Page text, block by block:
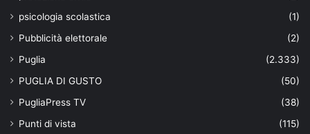
psicologia scolastica
(1)
Pubblicità elettorale
(2)
Puglia
(2.333)
PUGLIA DI GUSTO
(50)
PugliaPress TV
(38)
Punti di vista
(115)